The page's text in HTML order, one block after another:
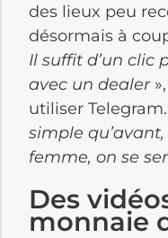
des lieux peu
désormais à
Il suffit d’un clic
avec un dealer
utiliser Telegram.
simple
femme, on se
Des
monnaie